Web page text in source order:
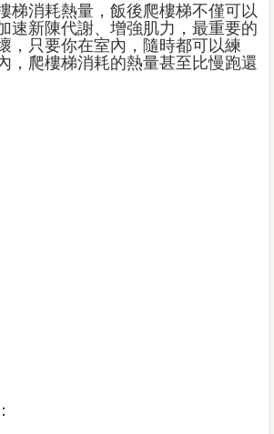
梯消耗熱量，飯後爬樓梯不僅可以
速新陳代謝、增強肌力，最重要的
，只要你在室內，隨時都可以練
，爬樓梯消耗的熱量甚至比慢跑還